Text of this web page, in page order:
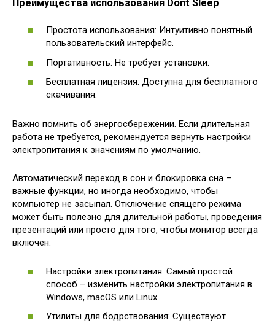
Преимущества использования Dont Sleep
Простота использования: Интуитивно понятный
пользовательский интерфейс.
Портативность: Не требует установки.
Бесплатная лицензия: Доступна для бесплатного
скачивания.
Важно помнить об энергосбережении. Если длительная
работа не требуется, рекомендуется вернуть настройки
электропитания к значениям по умолчанию.
Автоматический переход в сон и блокировка сна –
важные функции, но иногда необходимо, чтобы
компьютер не засыпал. Отключение спящего режима
может быть полезно для длительной работы, проведения
презентаций или просто для того, чтобы монитор всегда
включен.
Настройки электропитания: Самый простой
способ – изменить настройки электропитания в
Windows, macOS или Linux.
Утилиты для бодрствования: Существуют